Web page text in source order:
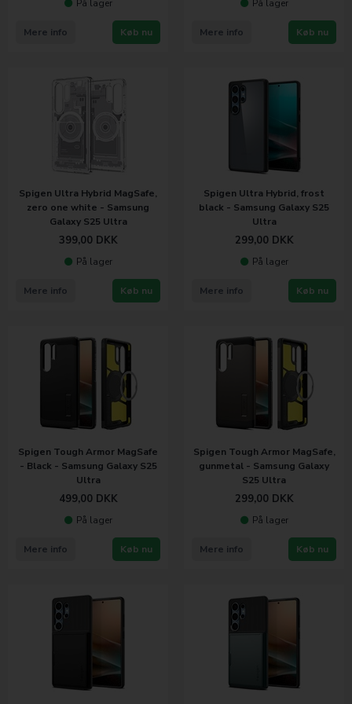
På lager
Køb nu
Mere info
På lager
Køb nu
Mere info
Spigen Ultra Hybrid MagSafe,
zero one white - Samsung
Galaxy S25 Ultra
399,00 DKK
På lager
Køb nu
Mere info
Spigen Ultra Hybrid, frost
black - Samsung Galaxy S25
Ultra
299,00 DKK
På lager
Køb nu
Mere info
Spigen Tough Armor MagSafe
- Black - Samsung Galaxy S25
Ultra
499,00 DKK
På lager
Køb nu
Mere info
Spigen Tough Armor MagSafe,
gunmetal - Samsung Galaxy
S25 Ultra
299,00 DKK
På lager
Køb nu
Mere info